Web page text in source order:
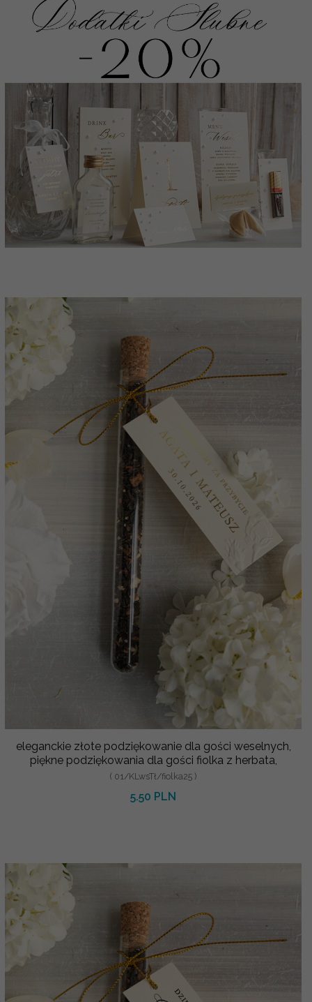
eleganckie złote podziękowanie dla gości weselnych,
piękne podziękowania dla gości fiolka z herbata,
( 01/KLwsTł/fiolka25 )
5.50 PLN